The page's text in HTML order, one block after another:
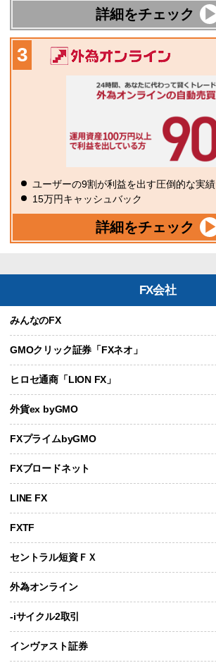
詳細をチェック
ユーザーの9割が利益を出す圧倒的な実績
15万円キャッシュバック
詳細をチェック
FX会社
みんなのFX
GMOクリック証券「FXネオ」
ヒロセ通商「LION FX」
外貨ex byGMO
FXプライムbyGMO
FXブロードネット
LINE FX
FXTF
セントラル短資ＦＸ
外為オンライン
-iサイクル2取引
インヴァスト証券